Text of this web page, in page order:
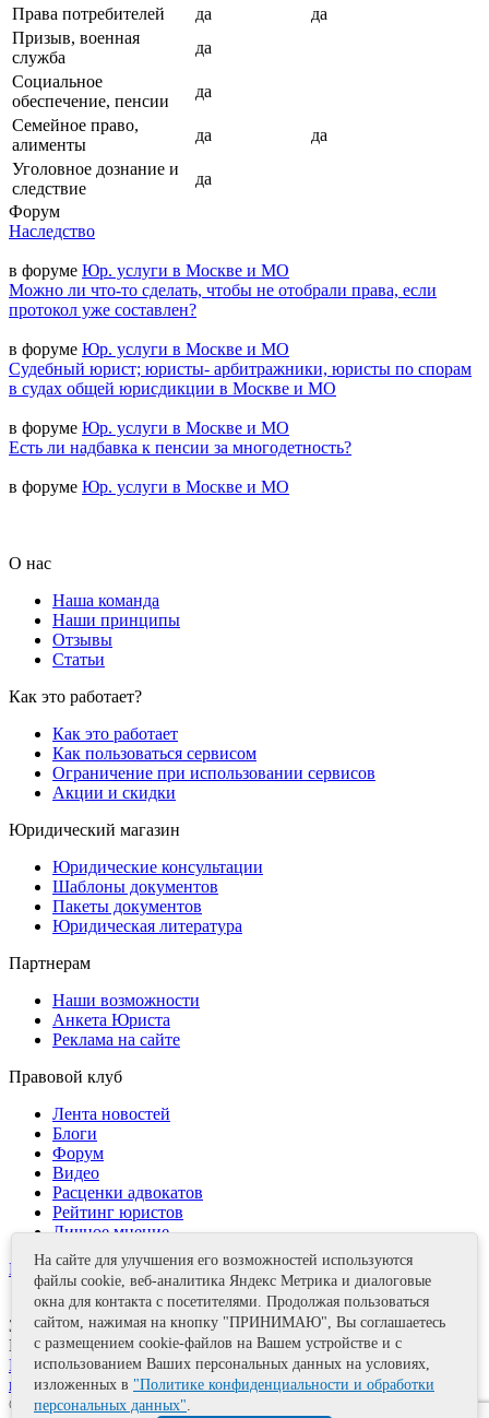
Права потребителей
да
да
Призыв, военная
служба
да
Социальное
обеспечение, пенсии
да
Семейное право,
алименты
да
да
Уголовное дознание и
следствие
да
Форум
Наследство
в форуме Юр. услуги в Москве и МО
Можно ли что-то сделать, чтобы не отобрали права, если
протокол уже составлен?
в форуме Юр. услуги в Москве и МО
Судебный юрист; юристы- арбитражники, юристы по спорам
в судах общей юрисдикции в Москве и МО
в форуме Юр. услуги в Москве и МО
Есть ли надбавка к пенсии за многодетность?
в форуме Юр. услуги в Москве и МО
О нас
Наша команда
Наши принципы
Отзывы
Статьи
Как это работает?
Как это работает
Как пользоваться сервисом
Ограничение при использовании сервисов
Акции и скидки
Юридический магазин
Юридические консультации
Шаблоны документов
Пакеты документов
Юридическая литература
Партнерам
Наши возможности
Анкета Юриста
Реклама на сайте
Правовой клуб
Лента новостей
Блоги
Форум
Видео
Расценки адвокатов
Рейтинг юристов
Личное мнение
Контакты
Задать вопрос
Поделиться
Политика информационной безопасности Правила
использования материалов
© 2011—2026 А.Е. Мишушин
На сайте для улучшения его возможностей используются
файлы cookie, веб-аналитика Яндекс Метрика и диалоговые
окна для контакта с посетителями. Продолжая пользоваться
сайтом, нажимая на кнопку "ПРИНИМАЮ", Вы соглашаетесь
с размещением cookie-файлов на Вашем устройстве и с
использованием Ваших персональных данных на условиях,
изложенных в "Политике конфиденциальности и обработки
персональных данных".